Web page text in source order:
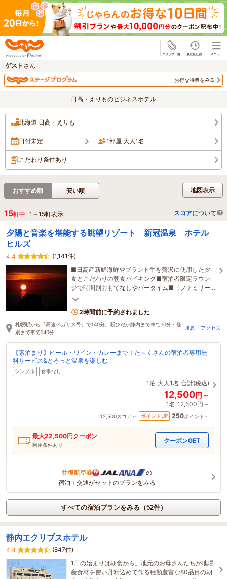
ゲスト さん
お得な特典をみる
日高・えりものビジネスホテル
北海道 日高・えりも
日付未定 1部屋 大人1名
こだわり条件あり
地図表示
おすすめ順 安い順
15軒中 1 ～15軒表示 スコアについて
夕陽と音楽を堪能する眺望リゾート 新冠温泉 ホテル
ヒルズ
4.4
(1,141件)
■日高産新鮮海鮮やブランド牛を贅沢に使用した夕
食とこだわりの朝食バイキング■宿泊者限定ラウン
ジで時間別おもてなしやバータイム■〈ファミリー
歓迎〉無料サービス満載&困ったに寄添うサービス充
2時間前に予約されました
札幌駅から『高速ペガサス号』で140分。新ひだか静内まで車で10分・登
別まで車で140分
地図・アクセス
【素泊まり】ビール・ワイン・カレーまで！た～くさんの宿泊者専用無
料サービス&とろっと温泉を楽しむ
シングル 食事なし
1泊 大人1名 合計(税込)
12,500円～
1名 12,500円～
12,500スコア～ ポイントUP 250ポイント～
最大22,500円クーポン
利用条件あり
クーポンGET
往復航空券
の
宿泊＋交通がセットのプランをみる
すべての宿泊プランをみる（52件）
静内エクリプスホテル
4.4
(847件)
1日の始まりは朝食から。地元のお母さんたちが地場
産食材を使い丹精込めて作る種類豊富な80品目の朝